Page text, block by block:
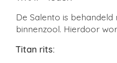
De Salento is
binnenzool. Hierdoor
Titan rits: